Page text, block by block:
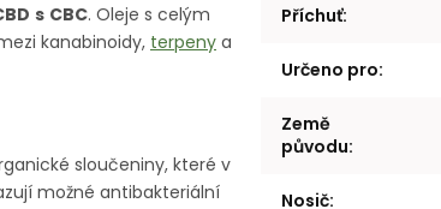
s CBC. Oleje s celým
kanabinoidy, terpeny a
sloučeniny, které v
možné antibakteriální
Příchuť:
Určeno pro:
Země
původu:
Nosič: